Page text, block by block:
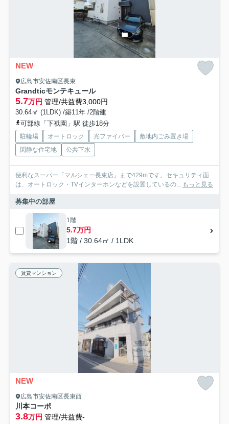
NEW
広島市安佐南区長束
Grandticモンテキュール
5.7万円 管理/共益費3,000円
30.64㎡ (1LDK) /築11年 /2階建
可部線「下祇園」駅 徒歩18分
駐輪場 オートロック 光ファイバー
敷地内ごみ置き場
閑静な住宅地
公共下水
便利なスーパー「マルシェー長束店」まで429mです。セキュリティ面
は、オートロック・TVインターホンなどを設置しているの... もっと見る
募集中の部屋
1階
5.7万円
1階 / 30.64㎡ / 1LDK
賃貸マンション
NEW
広島市安佐南区長束西
川本コーポ
3.8万円 管理/共益費-